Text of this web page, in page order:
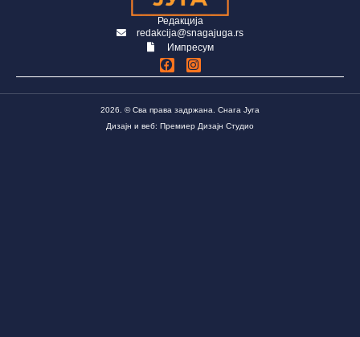
Редакција
redakcija@snagajuga.rs
Импресум
2026. © Сва права задржана. Снага Југа
Дизајн и веб: Премиер Дизајн Студио